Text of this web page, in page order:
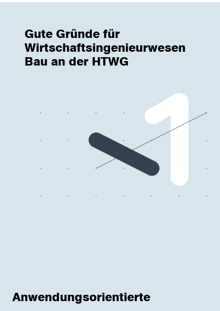
Gute Gründe für
Wirtschaftsingenieurwesen
Bau an der HTWG
Anwendungsorientierte